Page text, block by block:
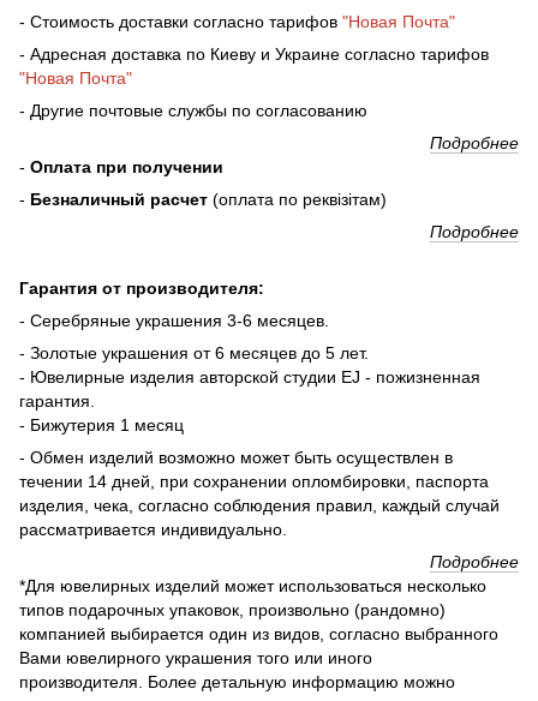
- Стоимость доставки согласно тарифов "Новая Почта"
- Адресная доставка по Киеву и Украине согласно тарифов
"Новая Почта"
- Другие почтовые службы по согласованию
Подробнее
- Оплата при получении
- Безналичный расчет (оплата по реквізітам)
Подробнее
Гарантия от производителя:
- Серебряные украшения 3-6 месяцев.
- Золотые украшения от 6 месяцев до 5 лет.
- Ювелирные изделия авторской студии EJ - пожизненная
гарантия.
- Бижутерия 1 месяц
- Обмен изделий возможно может быть осуществлен в
течении 14 дней, при сохранении опломбировки, паспорта
изделия, чека, согласно соблюдения правил, каждый случай
рассматривается индивидуально.
Подробнее
*Для ювелирных изделий может использоваться несколько
типов подарочных упаковок, произвольно (рандомно)
компанией выбирается один из видов, согласно выбранного
Вами ювелирного украшения того или иного
производителя. Более детальную информацию можно